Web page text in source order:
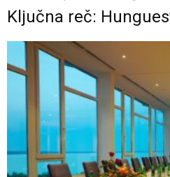
Ključna reč: